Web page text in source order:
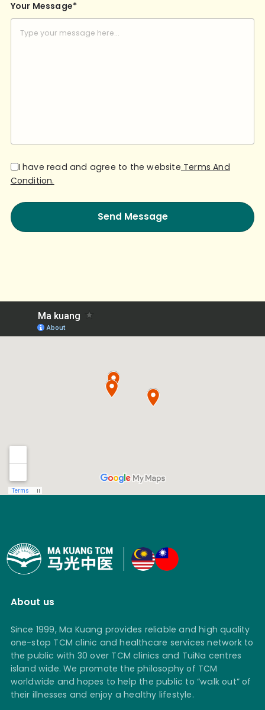
Your Message*
I have read and agree to the website Terms And
Condition.
About us
Since 1999, Ma Kuang provides reliable and high quality
one-stop TCM clinic and healthcare services network to
the public with 30 over TCM clinics and TuiNa centres
island wide. We promote the philosophy of TCM
worldwide and hopes to help the public to “walk out” of
their illnesses and enjoy a healthy lifestyle.